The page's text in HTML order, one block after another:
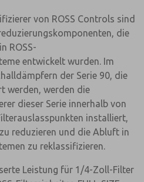
von ROSS Controls sind
die
ROSS-
entwickelt wurden. Im
der Serie 90, die
werden, werden die
dieser Serie innerhalb von
installiert,
reduzieren und die Abluft in
zu reklassifizieren.
Leistung für 1/4-Zoll-Filter